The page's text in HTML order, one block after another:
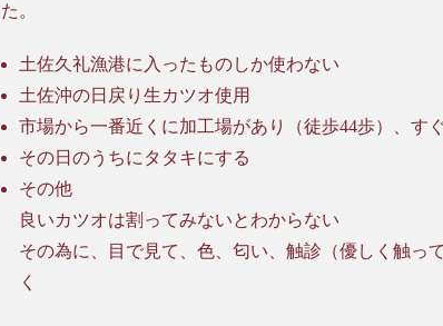
た。
土佐久礼漁港に入ったものしか使わない
土佐沖の日戻り生カツオ使用
市場から一番近くに加工場があり（徒歩44歩）、す
その日のうちにタタキにする
その他
良いカツオは割ってみないとわからない
その為に、目で見て、色、匂い、触診（優しく触っ
く